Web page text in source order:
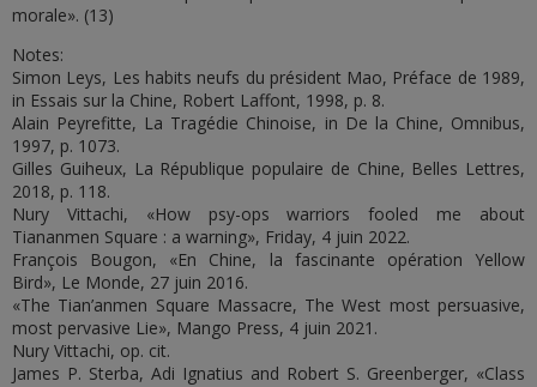
morale». (13)
Notes:
Simon Leys, Les habits neufs du président Mao, Préface de 1989,
in Essais sur la Chine, Robert Laffont, 1998, p. 8.
Alain Peyrefitte, La Tragédie Chinoise, in De la Chine, Omnibus,
1997, p. 1073.
Gilles Guiheux, La République populaire de Chine, Belles Lettres,
2018, p. 118.
Nury Vittachi, «How psy-ops warriors fooled me about
Tiananmen Square : a warning», Friday, 4 juin 2022.
François Bougon, «En Chine, la fascinante opération Yellow
Bird», Le Monde, 27 juin 2016.
«The Tian’anmen Square Massacre, The West most persuasive,
most pervasive Lie», Mango Press, 4 juin 2021.
Nury Vittachi, op. cit.
James P. Sterba, Adi Ignatius and Robert S. Greenberger, «Class